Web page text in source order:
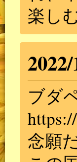
楽し
ブダ
念願